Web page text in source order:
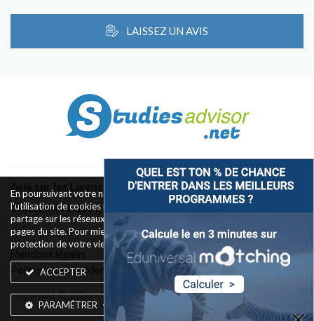
LAISSEZ UN AVIS
Avis sur les Licences & Bachelors
Classement des Écoles
Conditions d’utilisation
Politique de confidentialité
Widget Contact
Copyright © 2026 - Silkwires. Tous droits réservés
En poursuivant votre navigation sur ce site, vous acceptez
l'utilisation de cookies pour le fonctionnement des boutons de
partage sur les réseaux sociaux et la mesure d'audience des
pages du site. Pour mieux comprendre notre politique de
protection de votre vie privée, rendez-vous ici
ACCEPTER
PARAMÉTRER